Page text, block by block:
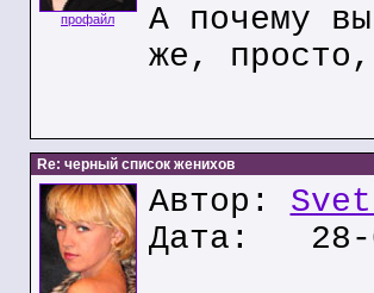
профайл
А почему
же,
Re: черный список женихов
Автор:
Дата: 28-